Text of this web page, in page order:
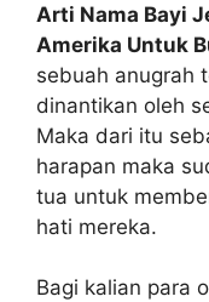
Arti Nama Bayi
Amerika Untuk
sebuah anugrah
dinantikan oleh
Maka dari itu
harapan maka
tua untuk
hati mereka.
Bagi kalian para